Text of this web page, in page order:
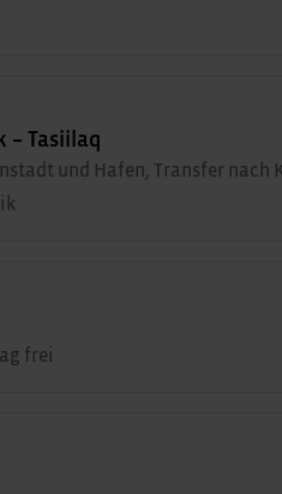
– Tasiilaq
und Hafen, Transfer nach
frei